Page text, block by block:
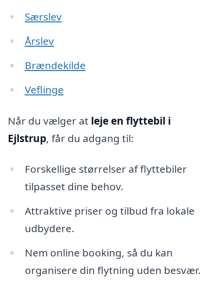
Særslev
Årslev
Brændekilde
Veflinge
Når du vælger at leje en flyttebil i
Ejlstrup, får du adgang til:
Forskellige størrelser af flyttebiler
tilpasset dine behov.
Attraktive priser og tilbud fra lokale
udbydere.
Nem online booking, så du kan
organisere din flytning uden besvær.